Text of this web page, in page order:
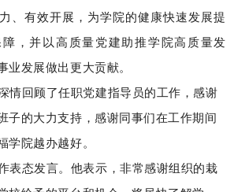
、有效开展，为学院的健康快速发展提
，并以高质量党建助推学院高质量发
业发展做出更大贡献。
情回顾了任职党建指导员的工作，感谢
子的大力支持，感谢同事们在工作期间
学院越办越好。
表态发言。他表示，非常感谢组织的栽